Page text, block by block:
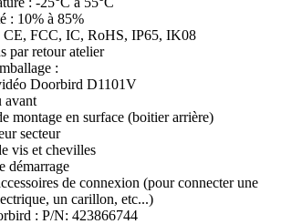
: 10% à 85%
CE, FCC, IC, RoHS, IP65, IK08
par retour atelier
:
Doorbird D1101V
avant
montage en surface (boitier arrière)
secteur
vis et chevilles
démarrage
de connexion (pour connecter une
un carillon, etc...)
: P/N: 423866744